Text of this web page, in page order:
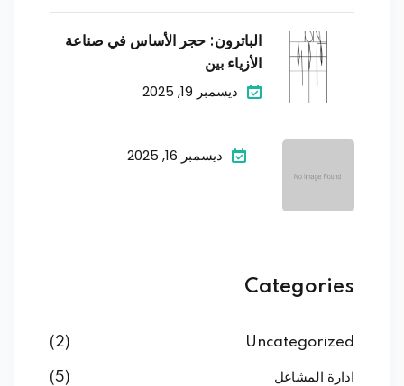
الباترون: حجر الأساس في صناعة
الأزياء بين
ديسمبر 19, 2025
ديسمبر 16, 2025
Categories
Uncategorized
(2)
ادارة المشاغل (5)